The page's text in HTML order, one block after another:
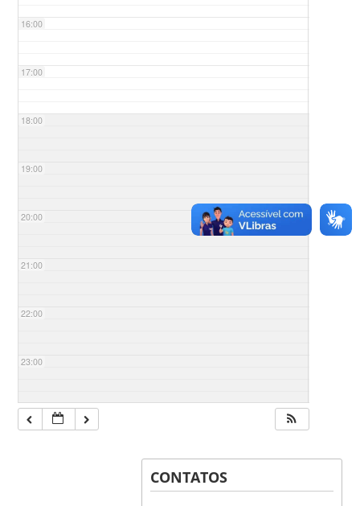
16:00
17:00
18:00
19:00
20:00
21:00
22:00
23:00
CONTATOS